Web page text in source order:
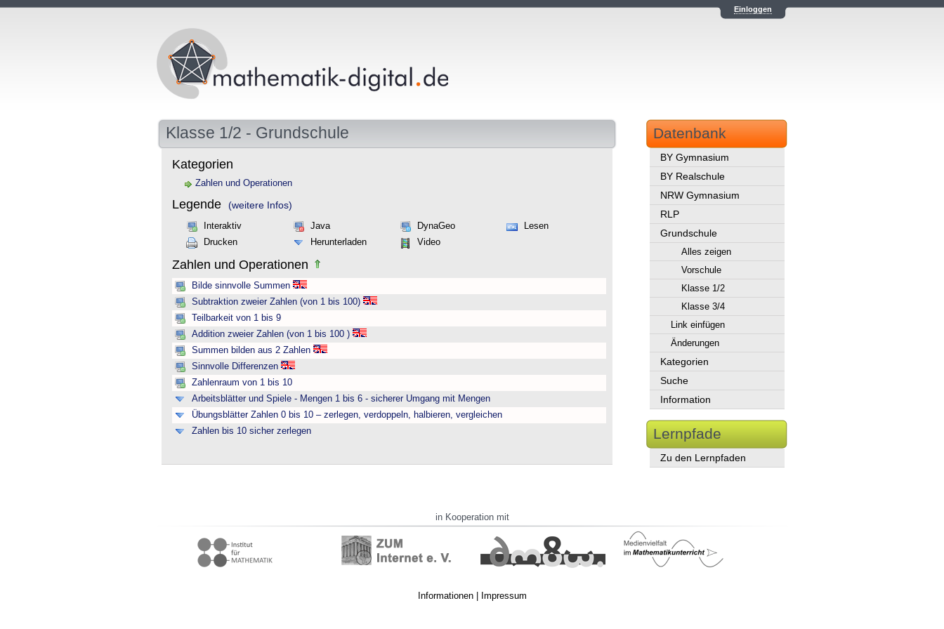
Einloggen
Klasse 1/2 - Grundschule
Kategorien
Zahlen und Operationen
Legende (weitere Infos)
Interaktiv Java DynaGeo
Lesen
Drucken
Herunterladen Video
Zahlen und Operationen
Bilde sinnvolle Summen
Subtraktion zweier Zahlen (von 1 bis 100)
Teilbarkeit von 1 bis 9
Addition zweier Zahlen (von 1 bis 100 )
Summen bilden aus 2 Zahlen
Sinnvolle Differenzen
Zahlenraum von 1 bis 10
Arbeitsblätter und Spiele - Mengen 1 bis 6 - sicherer Umgang mit Mengen
Übungsblätter Zahlen 0 bis 10 – zerlegen, verdoppeln, halbieren, vergleichen
Zahlen bis 10 sicher zerlegen
Datenbank
BY Gymnasium
BY Realschule
NRW Gymnasium
RLP
Grundschule
Alles zeigen
Vorschule
Klasse 1/2
Klasse 3/4
Link einfügen
Änderungen
Kategorien
Suche
Information
Lernpfade
Zu den Lernpfaden
in Kooperation mit
Informationen| Impressum